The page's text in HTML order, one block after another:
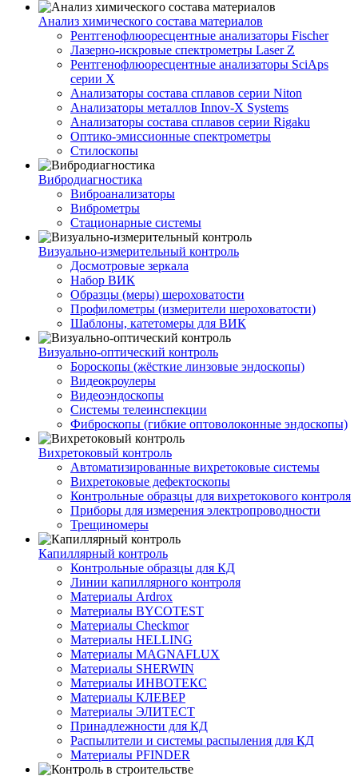
Анализ химического состава материалов
Рентгенофлюоресцентные анализаторы Fischer
Лазерно-искровые спектрометры Laser Z
Рентгенофлюоресцентные анализаторы SciAps
серии Х
Анализаторы состава сплавов серии Niton
Анализаторы металлов Innov-X Systems
Анализаторы состава сплавов серии Rigaku
Оптико-эмиссионные спектрометры
Стилоскопы
Вибродиагностика
Виброанализаторы
Виброметры
Стационарные системы
Визуально-измерительный контроль
Досмотровые зеркала
Набор ВИК
Образцы (меры) шероховатости
Профилометры (измерители шероховатости)
Шаблоны, катетомеры для ВИК
Визуально-оптический контроль
Бороскопы (жёсткие линзовые эндоскопы)
Видеокроулеры
Видеоэндоскопы
Системы телеинспекции
Фиброскопы (гибкие оптоволоконные эндоскопы)
Вихретоковый контроль
Автоматизированные вихретоковые системы
Вихретоковые дефектоскопы
Контрольные образцы для вихретокового контроля
Приборы для измерения электропроводности
Трещиномеры
Капиллярный контроль
Контрольные образцы для КД
Линии капиллярного контроля
Материалы Ardrox
Материалы BYCOTEST
Материалы Checkmor
Материалы HELLING
Материалы MAGNAFLUX
Материалы SHERWIN
Материалы ИНВОТЕКС
Материалы КЛЕВЕР
Материалы ЭЛИТЕСТ
Принадлежности для КД
Распылители и системы распыления для КД
Материалы PFINDER